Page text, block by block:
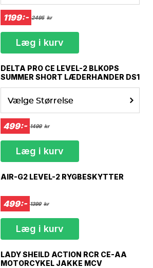
1199:- 2495 kr
Læg i kurv
DELTA PRO CE LEVEL-2 BLKOPS
SUMMER SHORT LÆDERHANDER DS1
Vælge Størrelse
499:- 1499 kr
Læg i kurv
AIR-G2 LEVEL-2 RYGBESKYTTER
499:- 1399 kr
Læg i kurv
LADY SHEILD ACTION RCR CE-AA
MOTORCYKEL JAKKE MCV